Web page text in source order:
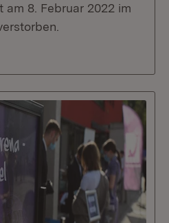
8. Februar 2022 im